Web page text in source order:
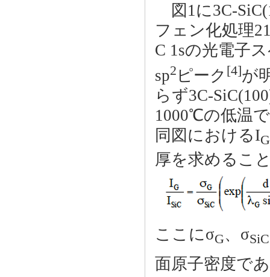
図1に3C-
フェン化処理
C 1sの光電子
sp2 ピーク [4]が
らず3C-
1000℃の低温
同図におけるIG
厚を求めるこ
ここにσG、σSiC
面原子密度で